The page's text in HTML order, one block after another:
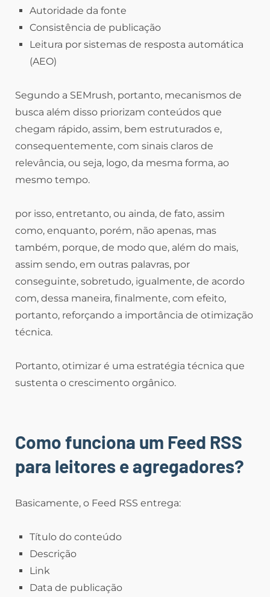
Autoridade da fonte
Consistência de publicação
Leitura por sistemas de resposta automática
(AEO)
Segundo a SEMrush, portanto, mecanismos de
busca além disso priorizam conteúdos que
chegam rápido, assim, bem estruturados e,
consequentemente, com sinais claros de
relevância, ou seja, logo, da mesma forma, ao
mesmo tempo.
por isso, entretanto, ou ainda, de fato, assim
como, enquanto, porém, não apenas, mas
também, porque, de modo que, além do mais,
assim sendo, em outras palavras, por
conseguinte, sobretudo, igualmente, de acordo
com, dessa maneira, finalmente, com efeito,
portanto, reforçando a importância de otimização
técnica.
Portanto, otimizar é uma estratégia técnica que
sustenta o crescimento orgânico.
Como funciona um Feed RSS
para leitores e agregadores?
Basicamente, o Feed RSS entrega:
Título do conteúdo
Descrição
Link
Data de publicação